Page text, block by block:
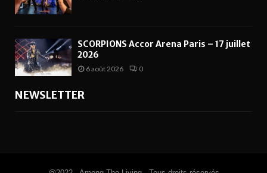
SCORPIONS Accor Arena Paris – 17 juillet
2026
6 août 2026 0
NEWSLETTER